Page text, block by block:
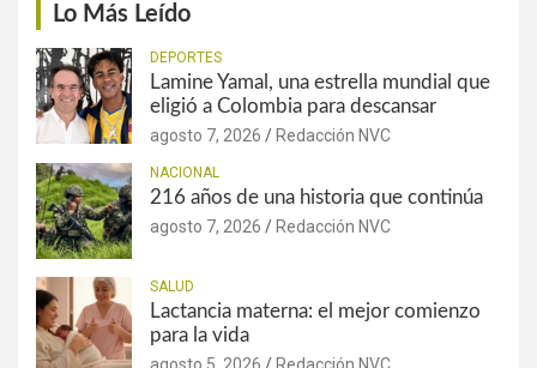
Lo Más Leído
DEPORTES
Lamine Yamal, una estrella mundial que
eligió a Colombia para descansar
agosto 7, 2026 Redacción NVC
NACIONAL
216 años de una historia que continúa
agosto 7, 2026 Redacción NVC
SALUD
Lactancia materna: el mejor comienzo
para la vida
agosto 5, 2026 Redacción NVC